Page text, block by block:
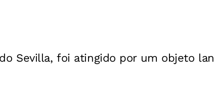
Sevilla, foi atingido por um objeto